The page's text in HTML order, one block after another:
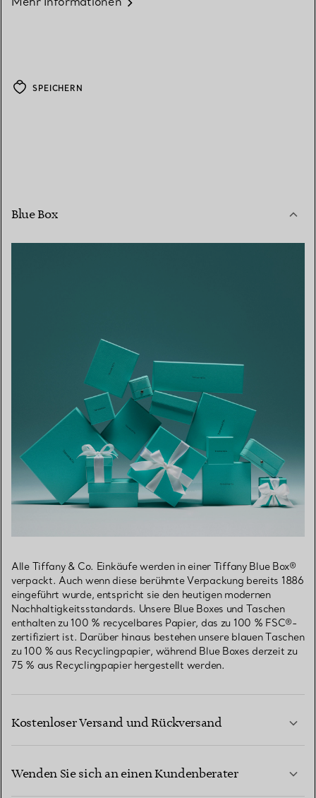
SPEICHERN
Blue Box
Alle Tiffany & Co. Einkäufe werden in einer Tiffany Blue Box®
verpackt. Auch wenn diese berühmte Verpackung bereits 1886
eingeführt wurde, entspricht sie den heutigen modernen
Nachhaltigkeitsstandards. Unsere Blue Boxes und Taschen
enthalten zu 100 % recycelbares Papier, das zu 100 % FSC®-
zertifiziert ist. Darüber hinaus bestehen unsere blauen Taschen
zu 100 % aus Recyclingpapier, während Blue Boxes derzeit zu
75 % aus Recyclingpapier hergestellt werden.
Kostenloser Versand und Rückversand
Wenden Sie sich an einen Kundenberater